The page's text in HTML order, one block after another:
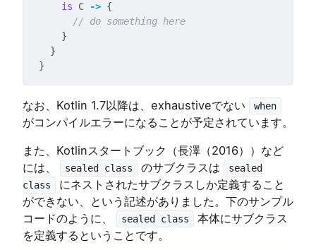
is C ->
なお、Kotlin 1.7以降は、exhaustiveでない when
がコンパイルエラーになることが予定されています。
また、Kotlinスタートブック（長澤（2016））など
には、
sealed class のサブクラスは
sealed
class
にネストされたサブクラスしか定義すること
ができない、という記述がありました。下のサンプル
コードのように、
sealed class
本体にサブクラス
を定義するということです。